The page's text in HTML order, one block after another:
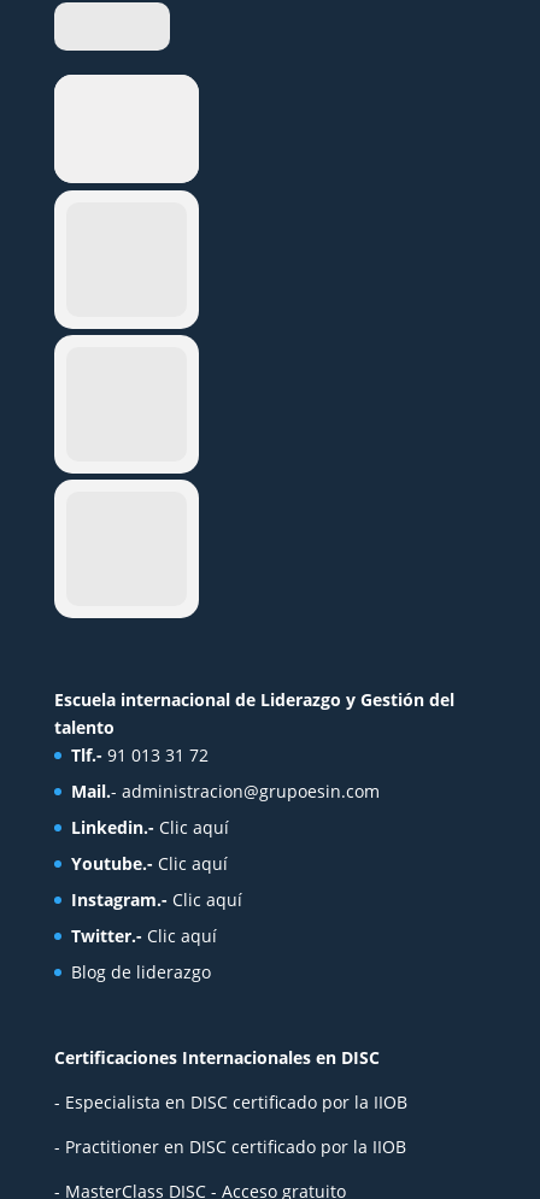
Escuela internacional de Liderazgo y Gestión del
talento
Tlf.- 91 013 31 72
Mail.- administracion@grupoesin.com
Linkedin.- Clic aquí
Youtube.- Clic aquí
Instagram.- Clic aquí
Twitter.- Clic aquí
Blog de liderazgo
Certificaciones Internacionales en DISC
- Especialista en DISC certificado por la IIOB
- Practitioner en DISC certificado por la IIOB
- MasterClass DISC - Acceso gratuito